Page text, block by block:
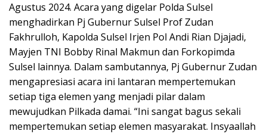
Agustus 2024. Acara yang digelar Polda Sulsel
menghadirkan Pj Gubernur Sulsel Prof Zudan
Fakhrulloh, Kapolda Sulsel Irjen Pol Andi Rian Djajadi,
Mayjen TNI Bobby Rinal Makmun dan Forkopimda
Sulsel lainnya. Dalam sambutannya, Pj Gubernur Zudan
mengapresiasi acara ini lantaran mempertemukan
setiap tiga elemen yang menjadi pilar dalam
mewujudkan Pilkada damai. “Ini sangat bagus sekali
mempertemukan setiap elemen masyarakat. Insyaallah